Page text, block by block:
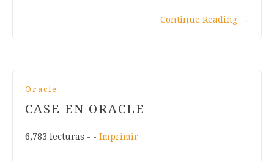
Continue Reading →
Oracle
CASE EN ORACLE
6,783 lecturas - - Imprimir